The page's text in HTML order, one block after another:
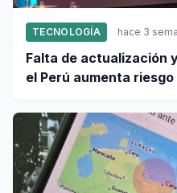
TECNOLOGÍA hace 3
Falta de actualización
el Perú aumenta